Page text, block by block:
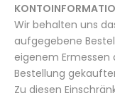
Wir behalten uns
aufgegebene
eigenem Ermessen
Bestellung
Zu diesen